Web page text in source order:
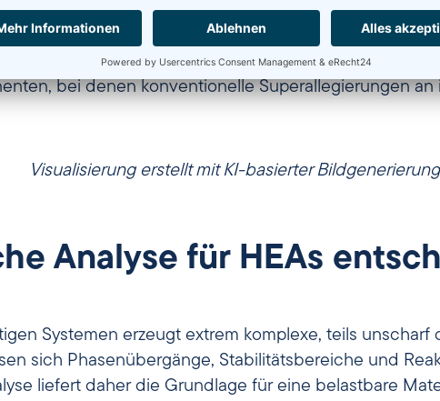
HEAs besonders interessant, weil sie eine
häufig auch verbesserter Oxidations‑ und
Einsatzgebiete sind Turbinenschaufeln, Reaktor‑ und
bei denen konventionelle Superallegierungen an
Visualisierung erstellt mit KI-basierter
Analyse für HEAs
Systemen erzeugt extrem komplexe, teils
sich Phasenübergänge, Stabilitätsbereiche und
liefert daher die Grundlage für eine belastbare